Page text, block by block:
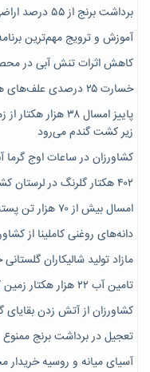
برداشت برنج از ۵۵ درصد اراضی شالیکاری گیلان
آموزش و ترویج مهم‌ترین
کاهش اثرات تنش آبی در
خسارت ۲۵ درصدی علف‌های هرز به محصولات کشاورزی
پاییز امسال ۳۸
زیر کشت گندم می‌رود
کشاورزان در ساعات اوج گرما
۴۰۲ هکتار گلرنگ در لرستان کشت شده است
امسال بیش از ۷۰ هزار تن پسته در رفسنجان برداشت می‌شود
دانه‌های روغنی کاملینا از
مازاد تولید شالیکاران
تامین آب ۲۲ هزار هکتار زمین کشاورزی از طریق سدهای خراسان شمالی
کشاورزان از آتش زدن بقایای
تعجیل در برداشت برنج ممنوع
آسیای میانه و روسیه خریدار